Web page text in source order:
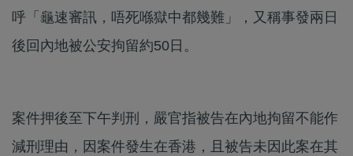
呼「龜速審訊，唔死喺獄中都幾難」，又稱事發兩日
後回內地被公安拘留約50日。
案件押後至下午判刑，嚴官指被告在內地拘留不能作
減刑理由，因案件發生在香港，且被告未因此案在其